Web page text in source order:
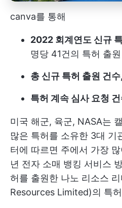
canva를 통해
2022 회계연도 신규
명당 41건의 특허 출원
총 신규 특허 출원 건
특허 계속 심사 요청
미국 해군, 육군, NASA는
많은 특허를 소유한 3대 기
터에 따르면 주에서 가장
년 전자 소매 뱅킹 서비스
허를 출원한 나노 리소스
Resources Limited)의 특